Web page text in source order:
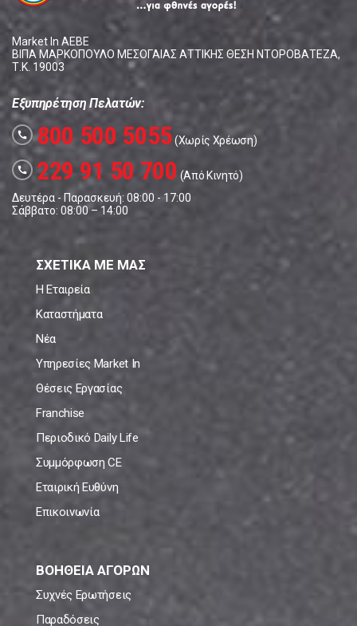
Market In ΑΕΒΕ
ΒΙΠΑ ΜΑΡΚΟΠΟΥΛΟ ΜΕΣΟΓΑΙΑΣ ΑΤΤΙΚΗΣ ΘΕΣΗ ΝΤΟΡΟΒΑΤΕΖΑ,
Τ.Κ. 19003
Εξυπηρέτηση Πελατών:
call 800 500 5055(Χωρίς Χρέωση)
call 229 91 50 700 (Από Κινητό)
Δευτέρα - Παρασκευή: 08:00 - 17:00
Σάββατο: 08:00 – 14:00
ΣΧΕΤΙΚΑ ΜΕ ΜΑΣ
Η Εταιρεία
Καταστήματα
Νέα
Υπηρεσίες Market In
Θέσεις Εργασίας
Franchise
Περιοδικό Daily Life
Συμμόρφωση CE
Εταιρική Ευθύνη
Επικοινωνία
ΒΟΗΘΕΙΑ ΑΓΟΡΩΝ
Συχνές Ερωτήσεις
Παραδόσεις